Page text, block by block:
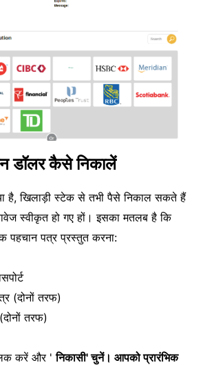
डॉलर कैसे निकालें
है, खिलाड़ी स्टेक से तभी पैसे निकाल सकते हैं
स्वीकृत हो गए हों। इसका मतलब है कि
पहचान पत्र प्रस्तुत करना:
(दोनों तरफ)
तरफ)
करें और 'निकासी' चुनें। आपको प्रारंभिक